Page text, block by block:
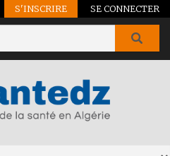
S'INSCRIRE SE CONNECTER